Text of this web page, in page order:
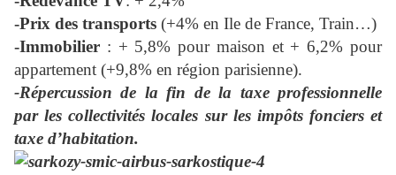
-Prix des transports (+4% en Ile de France, Train…)
-Immobilier : + 5,8% pour maison et + 6,2% pour
appartement (+9,8% en région parisienne).
-Répercussion de la fin de la taxe professionnelle
par les collectivités locales sur les impôts fonciers et
taxe d’habitation.